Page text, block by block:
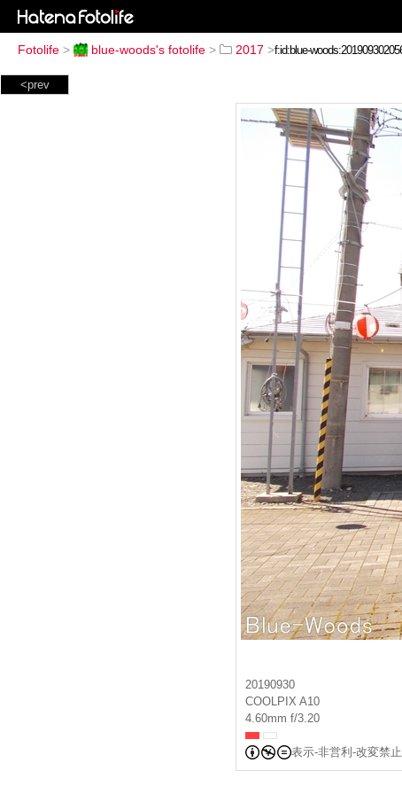
Fotolife > blue-woods's fotolife > 2017 >
<prev
20190930
COOLPIX A10
4.60mm f/3.20
表示-非営利-改変禁止